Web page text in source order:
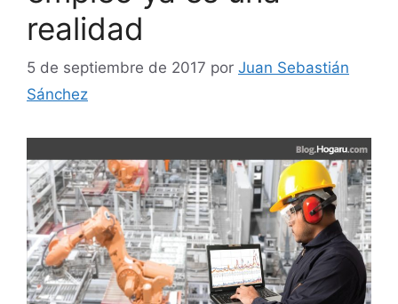
realidad
5 de septiembre de 2017 por Juan Sebastián
Sánchez